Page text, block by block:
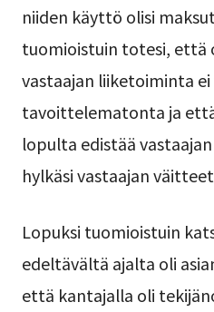
niiden käyttö olisi
tuomioistuin totesi, että
vastaajan liiketoiminta
tavoittelematonta ja
lopulta edistää
hylkäsi vastaajan
Lopuksi tuomioistuin
edeltävältä ajalta oli
että kantajalla oli